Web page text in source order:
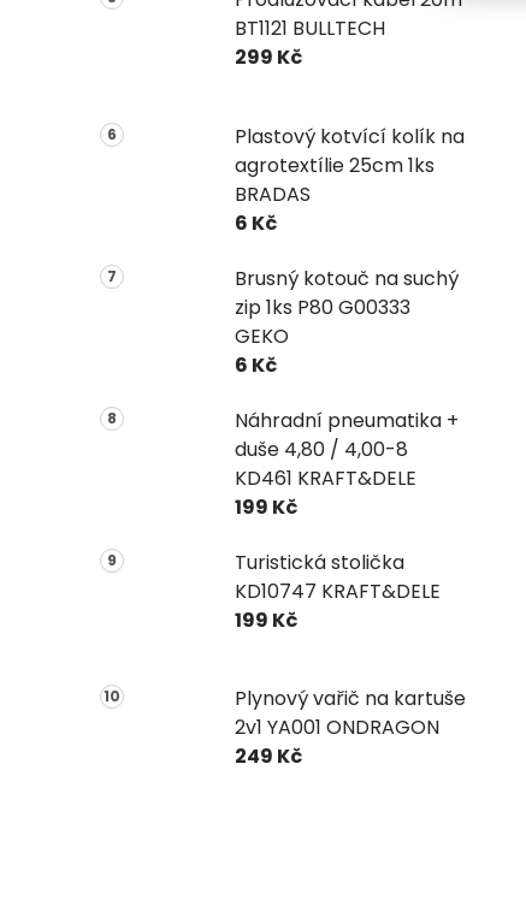
BT1121 BULLTECH
299 Kč
Plastový kotvící kolík na
agrotextílie 25cm 1ks
BRADAS
6 Kč
Brusný kotouč na suchý
zip 1ks P80 G00333
GEKO
6 Kč
Náhradní pneumatika +
duše 4,80 / 4,00-8
KD461 KRAFT&DELE
199 Kč
Turistická stolička
KD10747 KRAFT&DELE
199 Kč
Plynový vařič na kartuše
2v1 YA001 ONDRAGON
249 Kč